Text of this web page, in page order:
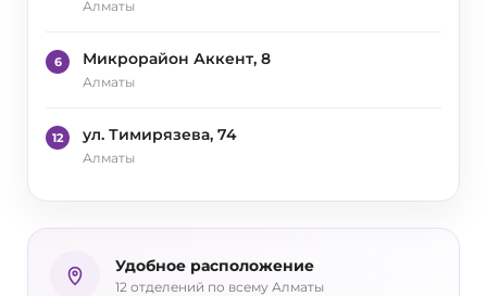
Алматы
6 Микрорайон Аккент, 8
Алматы
12 ул. Тимирязева, 74
Алматы
Удобное расположение
12 отделений по всему Алматы